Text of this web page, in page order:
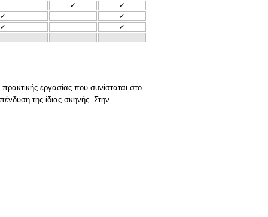
✓
✓
✓
✓
✓
✓
εργασίας που συνίσταται στο
της ίδιας σκηνής. Στην